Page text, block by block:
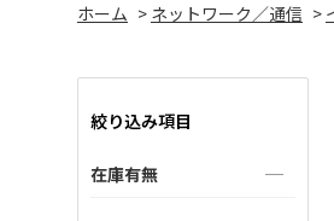
ホーム > ネットワーク／通信 >
絞り込み項目
在庫有無